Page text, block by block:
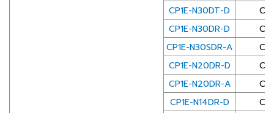
CP1E-N30DT-D
CP1E-N30DR-D
CP1E-N30SDR-A
CP1E-N20DR-D
CP1E-N20DR-A
CP1E-N14DR-D